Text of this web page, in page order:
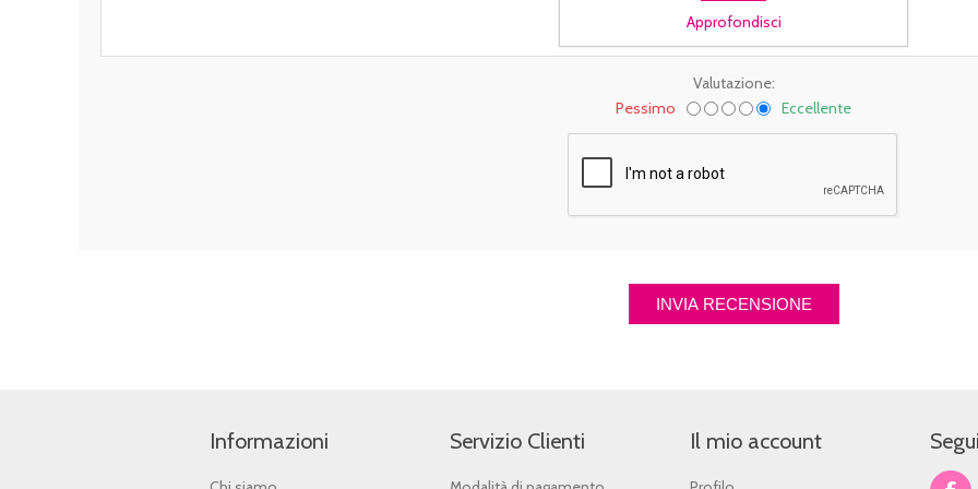
Valutazione:
Pessimo
Eccellente
Informazioni Servizio Clienti Il mio account
Approfondisci